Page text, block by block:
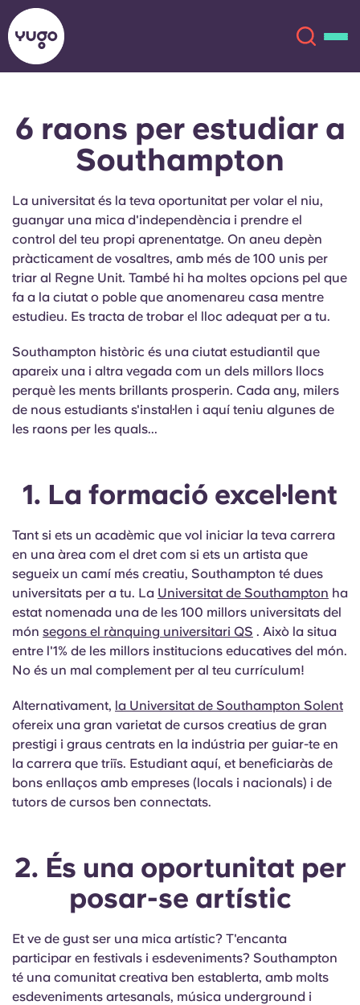
Sobre
Ubicacions
Més
English (GB)
English (US)
Español
Català
Deutsch
Italian
Portuguese
Selecciona un país
Selecciona una ciutat
Selecciona una residència
Reserva ara
English (GB)
English (US)
Chinese Español
Català Deutsch
Italian French
6 raons per estudiar a
Southampton
La universitat és la teva oportunitat per volar el niu,
guanyar una mica d'independència i prendre el
control del teu propi aprenentatge. On aneu depèn
pràcticament de vosaltres, amb més de 100 unis per
triar al Regne Unit. També hi ha moltes opcions pel que
fa a la ciutat o poble que anomenareu casa mentre
estudieu. Es tracta de trobar el lloc adequat per a tu.
Southampton històric és una ciutat estudiantil que
apareix una i altra vegada com un dels millors llocs
perquè les ments brillants prosperin. Cada any, milers
de nous estudiants s'instal·len i aquí teniu algunes de
les raons per les quals...
1. La formació excel·lent
Tant si ets un acadèmic que vol iniciar la teva carrera
en una àrea com el dret com si ets un artista que
segueix un camí més creatiu, Southampton té dues
universitats per a tu. La Universitat de Southampton ha
estat nomenada una de les 100 millors universitats del
món segons el rànquing universitari QS . Això la situa
entre l'1% de les millors institucions educatives del món.
No és un mal complement per al teu currículum!
Alternativament, la Universitat de Southampton Solent
ofereix una gran varietat de cursos creatius de gran
prestigi i graus centrats en la indústria per guiar-te en
la carrera que triïs. Estudiant aquí, et beneficiaràs de
bons enllaços amb empreses (locals i nacionals) i de
tutors de cursos ben connectats.
2. És una oportunitat per
posar-se artístic
Et ve de gust ser una mica artístic? T'encanta
participar en festivals i esdeveniments? Southampton
té una comunitat creativa ben establerta, amb molts
esdeveniments artesanals, música underground i